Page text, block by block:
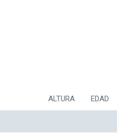
ALTURA EDAD